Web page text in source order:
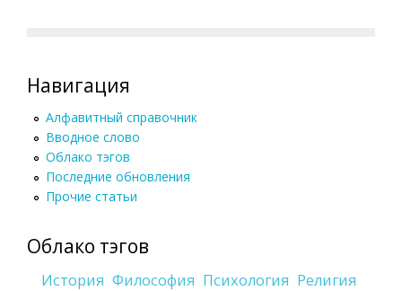
Навигация
Алфавитный справочник
Вводное слово
Облако тэгов
Последние обновления
Прочие статьи
Облако тэгов
История Философия Психология Религия